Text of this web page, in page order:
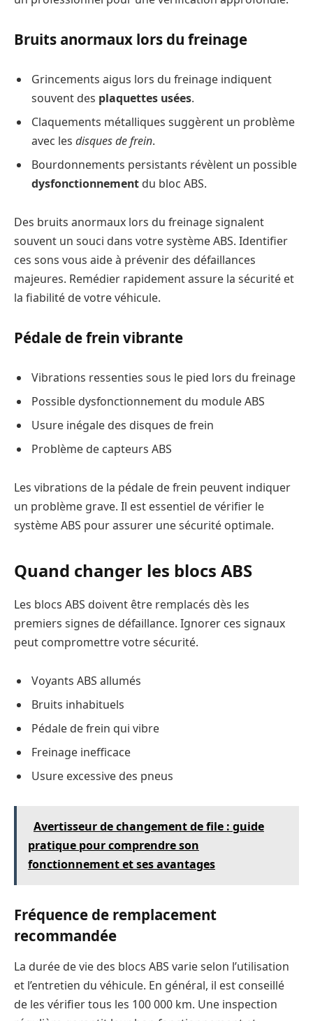
Bruits anormaux lors du freinage
Grincements aigus lors du freinage indiquent
souvent des plaquettes usées.
Claquements métalliques suggèrent un problème
avec les disques de frein.
Bourdonnements persistants révèlent un possible
dysfonctionnement du bloc ABS.
Des bruits anormaux lors du freinage signalent
souvent un souci dans votre système ABS. Identifier
ces sons vous aide à prévenir des défaillances
majeures. Remédier rapidement assure la sécurité et
la fiabilité de votre véhicule.
Pédale de frein vibrante
Vibrations ressenties sous le pied lors du freinage
Possible dysfonctionnement du module ABS
Usure inégale des disques de frein
Problème de capteurs ABS
Les vibrations de la pédale de frein peuvent indiquer
un problème grave. Il est essentiel de vérifier le
système ABS pour assurer une sécurité optimale.
Quand changer les blocs ABS
Les blocs ABS doivent être remplacés dès les
premiers signes de défaillance. Ignorer ces signaux
peut compromettre votre sécurité.
Voyants ABS allumés
Bruits inhabituels
Pédale de frein qui vibre
Freinage inefficace
Usure excessive des pneus
Avertisseur de changement de file : guide
pratique pour comprendre son
fonctionnement et ses avantages
Fréquence de remplacement
recommandée
La durée de vie des blocs ABS varie selon l’utilisation
et l’entretien du véhicule. En général, il est conseillé
de les vérifier tous les 100 000 km. Une inspection